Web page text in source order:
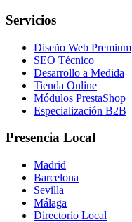
Servicios
Diseño Web Premium
SEO Técnico
Desarrollo a Medida
Tienda Online
Módulos PrestaShop
Especialización B2B
Presencia Local
Madrid
Barcelona
Sevilla
Málaga
Directorio Local